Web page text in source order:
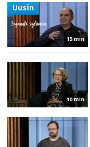
15 min
Uusin
10 min